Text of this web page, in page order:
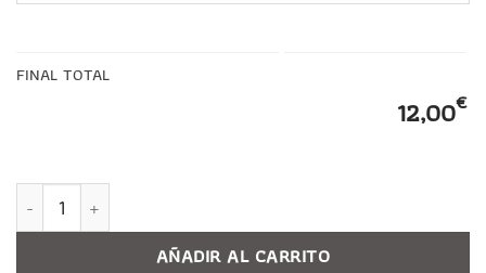
FINAL TOTAL
12,00€
Bidón cantimplora Fallero infantil PERSONALIZADO.
AÑADIR AL CARRITO